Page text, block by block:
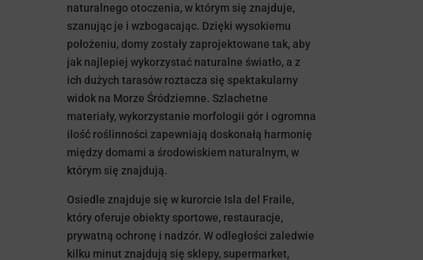
naturalnego otoczenia, w którym się znajduje,
szanując je i wzbogacając. Dzięki wysokiemu
położeniu, domy zostały zaprojektowane tak, aby
jak najlepiej wykorzystać naturalne światło, a z
ich dużych tarasów roztacza się spektakularny
widok na Morze Śródziemne. Szlachetne
materiały, wykorzystanie morfologii gór i ogromna
ilość roślinności zapewniają doskonałą harmonię
między domami a środowiskiem naturalnym, w
którym się znajdują.
Osiedle znajduje się w kurorcie Isla del Fraile,
który oferuje obiekty sportowe, restauracje,
prywatną ochronę i nadzór. W odległości zaledwie
kilku minut znajdują się sklepy, supermarket,